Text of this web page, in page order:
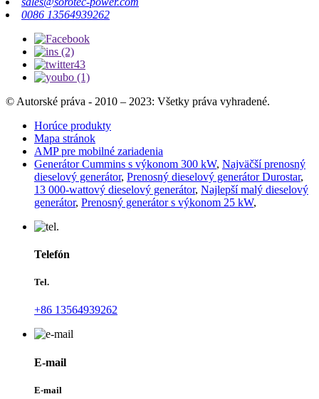
0086 13564939262
© Autorské práva - 2010 – 2023: Všetky práva vyhradené.
Horúce produkty
Mapa stránok
AMP pre mobilné zariadenia
Generátor Cummins s výkonom 300 kW, Najväčší prenosný
dieselový generátor, Prenosný dieselový generátor Durostar,
13 000-wattový dieselový generátor, Najlepší malý dieselový
generátor, Prenosný generátor s výkonom 25 kW,
Telefón
Tel.
+86 13564939262
E-mail
E-mail